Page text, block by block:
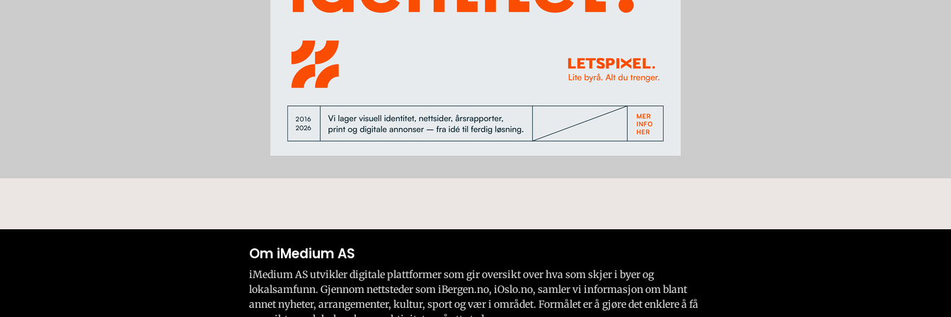
Om iMedium AS
iMedium AS utvikler digitale plattformer som gir oversikt over hva som skjer i byer og
lokalsamfunn. Gjennom nettsteder som iBergen.no, iOslo.no, samler vi informasjon om blant
annet nyheter, arrangementer, kultur, sport og vær i området. Formålet er å gjøre det enklere å få